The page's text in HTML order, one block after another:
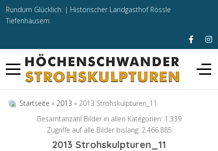
Rundum Glücklich. | Historischer Landgasthof Rössle
Tiefenhäusern
Startseite » 2013 » 2013 Strohskulpturen_11
Gesamtanzahl Bilder in allen Kategorien: 1.339
Zugriffe auf alle Bilder bislang: 2.466.885
2013 Strohskulpturen_11